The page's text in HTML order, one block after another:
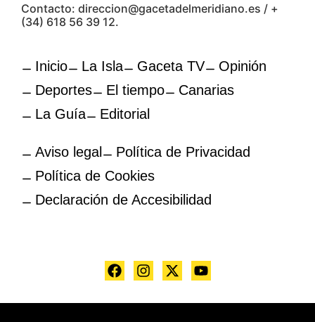
Contacto: direccion@gacetadelmeridiano.es / +
(34) 618 56 39 12.
Inicio La Isla Gaceta TV
Opinión
Deportes
El tiempo
Canarias
La Guía
Editorial
Aviso legal
Política de Privacidad
Política de Cookies
Declaración de Accesibilidad